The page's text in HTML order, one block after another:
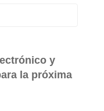
y
la próxima